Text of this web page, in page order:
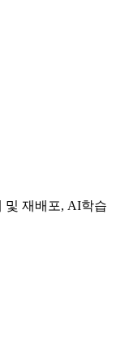
재배포, AI학습